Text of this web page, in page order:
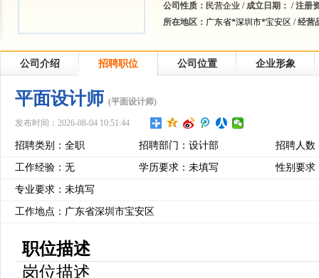
公司性质： 民营企业 /成立日期： /注册
所在地区： 广东省*深圳市*宝安区 /经营
公司介绍 招聘职位 公司位置 企业形象
平面设计师 (平面设计师)
发布时间：2026-08-04 10:51:44
招聘类别：全职 招聘部门：设计部 招聘人数
工作经验：无 学历要求：未填写 性别要求
专业要求：未填写
工作地点：广东省深圳市宝安区
职位描述
岗位描述